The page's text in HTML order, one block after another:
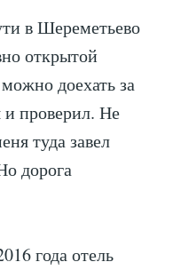
в Шереметьево
открытой
доехать за
проверил. Не
туда завел
дорога
года отель